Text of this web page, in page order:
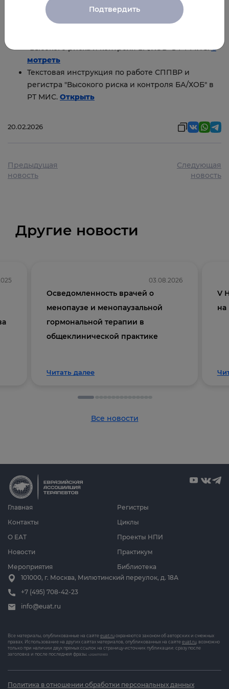
Дополнительная информация:
"Высокого риска и контроля БА/ХОБ" в РТ МИС.С
мотреть
Текстовая инструкция по работе СППВР и
регистра "Высокого риска и контроля БА/ХОБ" в
РТ МИС. Открыть
20.02.2026
Предыдущая
новость
Следующая
новость
Другие новости
03.08.2026
Осведомленность врачей о
менопаузе и менопаузальной
гормональной терапии в
общеклинической практике
Читать далее
V
на
Все новости
Главная
О ЕАТ
Новости
Мероприятия
Циклы
Проекты НПИ
Практикум
Библиотека
Регистры
Контакты
101000, г. Москва, Милютинский переулок, д. 18А
+7 (495) 708-42-23
info@euat.ru
Все материалы, опубликованные на сайте euat.ru охраняются законом об авторских и смежных
правах. Использование на других сайтах материалов, опубликованных на сайте euat.ru, возможно
только при наличии двух прямых ссылок на страницу-источник публикации: сразу после
заголовка и после последней фразы. v202607031833
Политика в отношении обработки персональных данных
Подтвердить